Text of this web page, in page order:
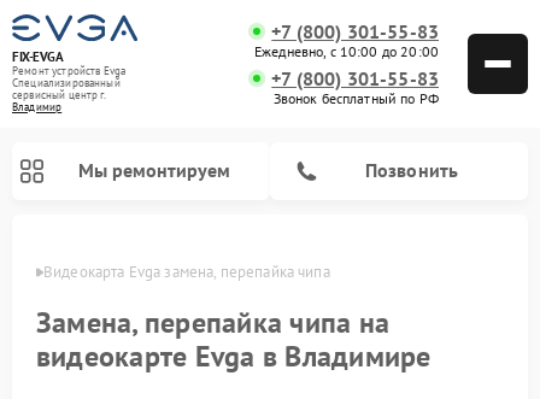
FIX-EVGA
Ремонт устройств Evga
Специализированный
cервисный центр г.
Владимир
+7 (800) 301-55-83
Ежедневно, с 10:00 до 20:00
+7 (800) 301-55-83
Звонок бесплатный по РФ
Мы ремонтируем Позвонить
Видеокарта Evga замена, перепайка чипа
Замена, перепайка чипа на
видеокарте Evga в Владимире